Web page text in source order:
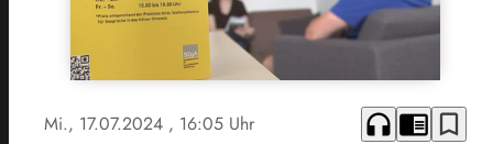
Mi., 17.07.2024 , 16:05 Uhr headphones chrome_reader_mode bookmark_border